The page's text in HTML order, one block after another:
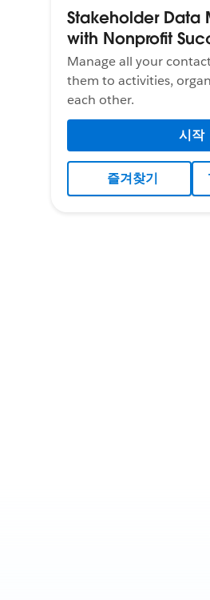
Stakeholder Data
with Nonprofit
Manage all your
them to activities,
each other.
시작
즐겨찾기